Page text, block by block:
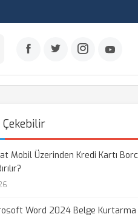
Mobil Üzerinden Kredi Kartı
Word 2024 Belge Kurtarma